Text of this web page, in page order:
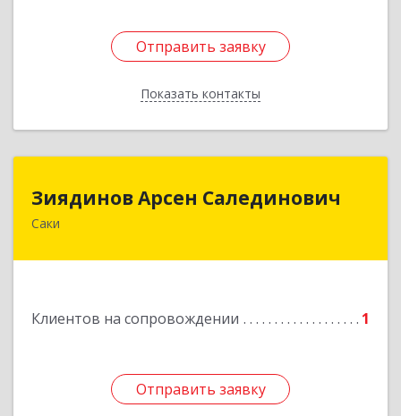
Отправить заявку
Показать контакты
Отправить заявку
Назад
Зиядинов Арсен Салединович
Саки
Клиентов на сопровождении 1
Отправить заявку
Отправить заявку